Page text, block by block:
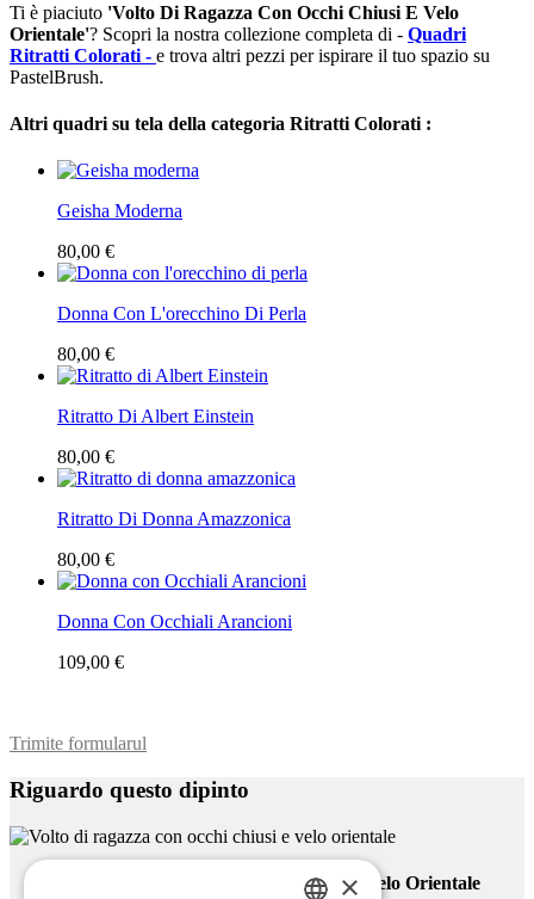
Ti è piaciuto 'Volto Di Ragazza Con Occhi Chiusi E Velo
Orientale'? Scopri la nostra collezione completa di - Quadri
Ritratti Colorati - e trova altri pezzi per ispirare il tuo spazio su
PastelBrush.
Altri quadri su tela della categoria Ritratti Colorati :
Geisha Moderna
80,00 €
Donna Con L'orecchino Di Perla
80,00 €
Ritratto Di Albert Einstein
80,00 €
Ritratto Di Donna Amazzonica
80,00 €
Donna Con Occhiali Arancioni
109,00 €
Trimite formularul
Riguardo questo dipinto
Volto Di Ragazza Con Occhi Chiusi E Velo Orientale
×